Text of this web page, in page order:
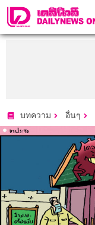
บทความ อื่นๆ